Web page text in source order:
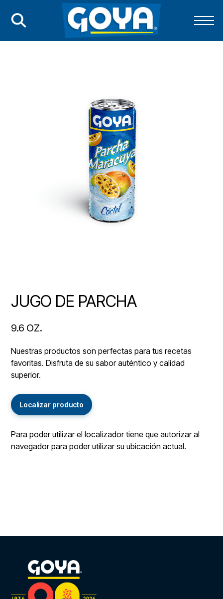
JUGO DE PARCHA
9.6 OZ.
Nuestras productos son perfectas para tus recetas
favoritas. Disfruta de su sabor auténtico y calidad
superior.
Localizar producto
Para poder utilizar el localizador tiene que autorizar al
navegador para poder utilizar su ubicación actual.